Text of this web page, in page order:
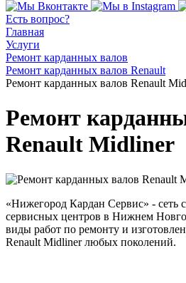
Есть вопрос?
Главная
Услуги
Ремонт карданных валов
Ремонт карданных валов Renault
Ремонт карданных валов Renault
Ремонт
Renault Midliner
«Нижегород Кардан Сервис» - сеть
сервисных центров в Нижнем
виды работ по ремонту и
Renault Midliner любых поколений.